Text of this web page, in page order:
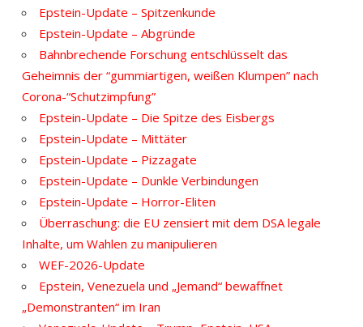
Epstein-Update – Spitzenkunde
Epstein-Update – Abgründe
Bahnbrechende Forschung entschlüsselt das
Geheimnis der “gummiartigen, weißen Klumpen” nach
Corona-“Schutzimpfung”
Epstein-Update – Die Spitze des Eisbergs
Epstein-Update – Mittäter
Epstein-Update – Pizzagate
Epstein-Update – Dunkle Verbindungen
Epstein-Update – Horror-Eliten
Überraschung: die EU zensiert mit dem DSA legale
Inhalte, um Wahlen zu manipulieren
WEF-2026-Update
Epstein, Venezuela und „Jemand“ bewaffnet
„Demonstranten“ im Iran